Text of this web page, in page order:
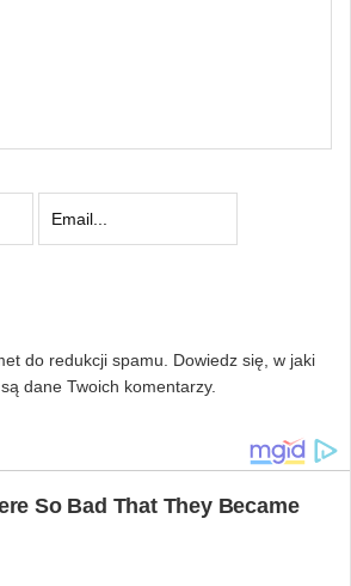
do redukcji spamu. Dowiedz się, w jaki
dane Twoich komentarzy.